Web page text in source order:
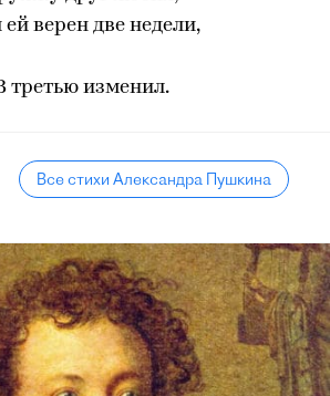
верен две недели,
третью изменил.
Все стихи Александра Пушкина